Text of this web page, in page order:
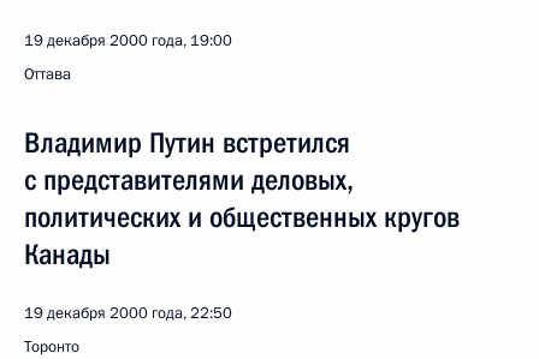
19 декабря 2000 года, 19:00
Оттава
Владимир Путин встретился
с представителями деловых,
политических и общественных кругов
Канады
19 декабря 2000 года, 22:50
Торонто